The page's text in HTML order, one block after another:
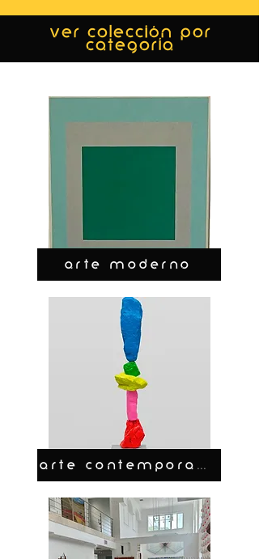
ver colección por
categoría
ARTE MODERNO
ARTE CONTEMPORANEO